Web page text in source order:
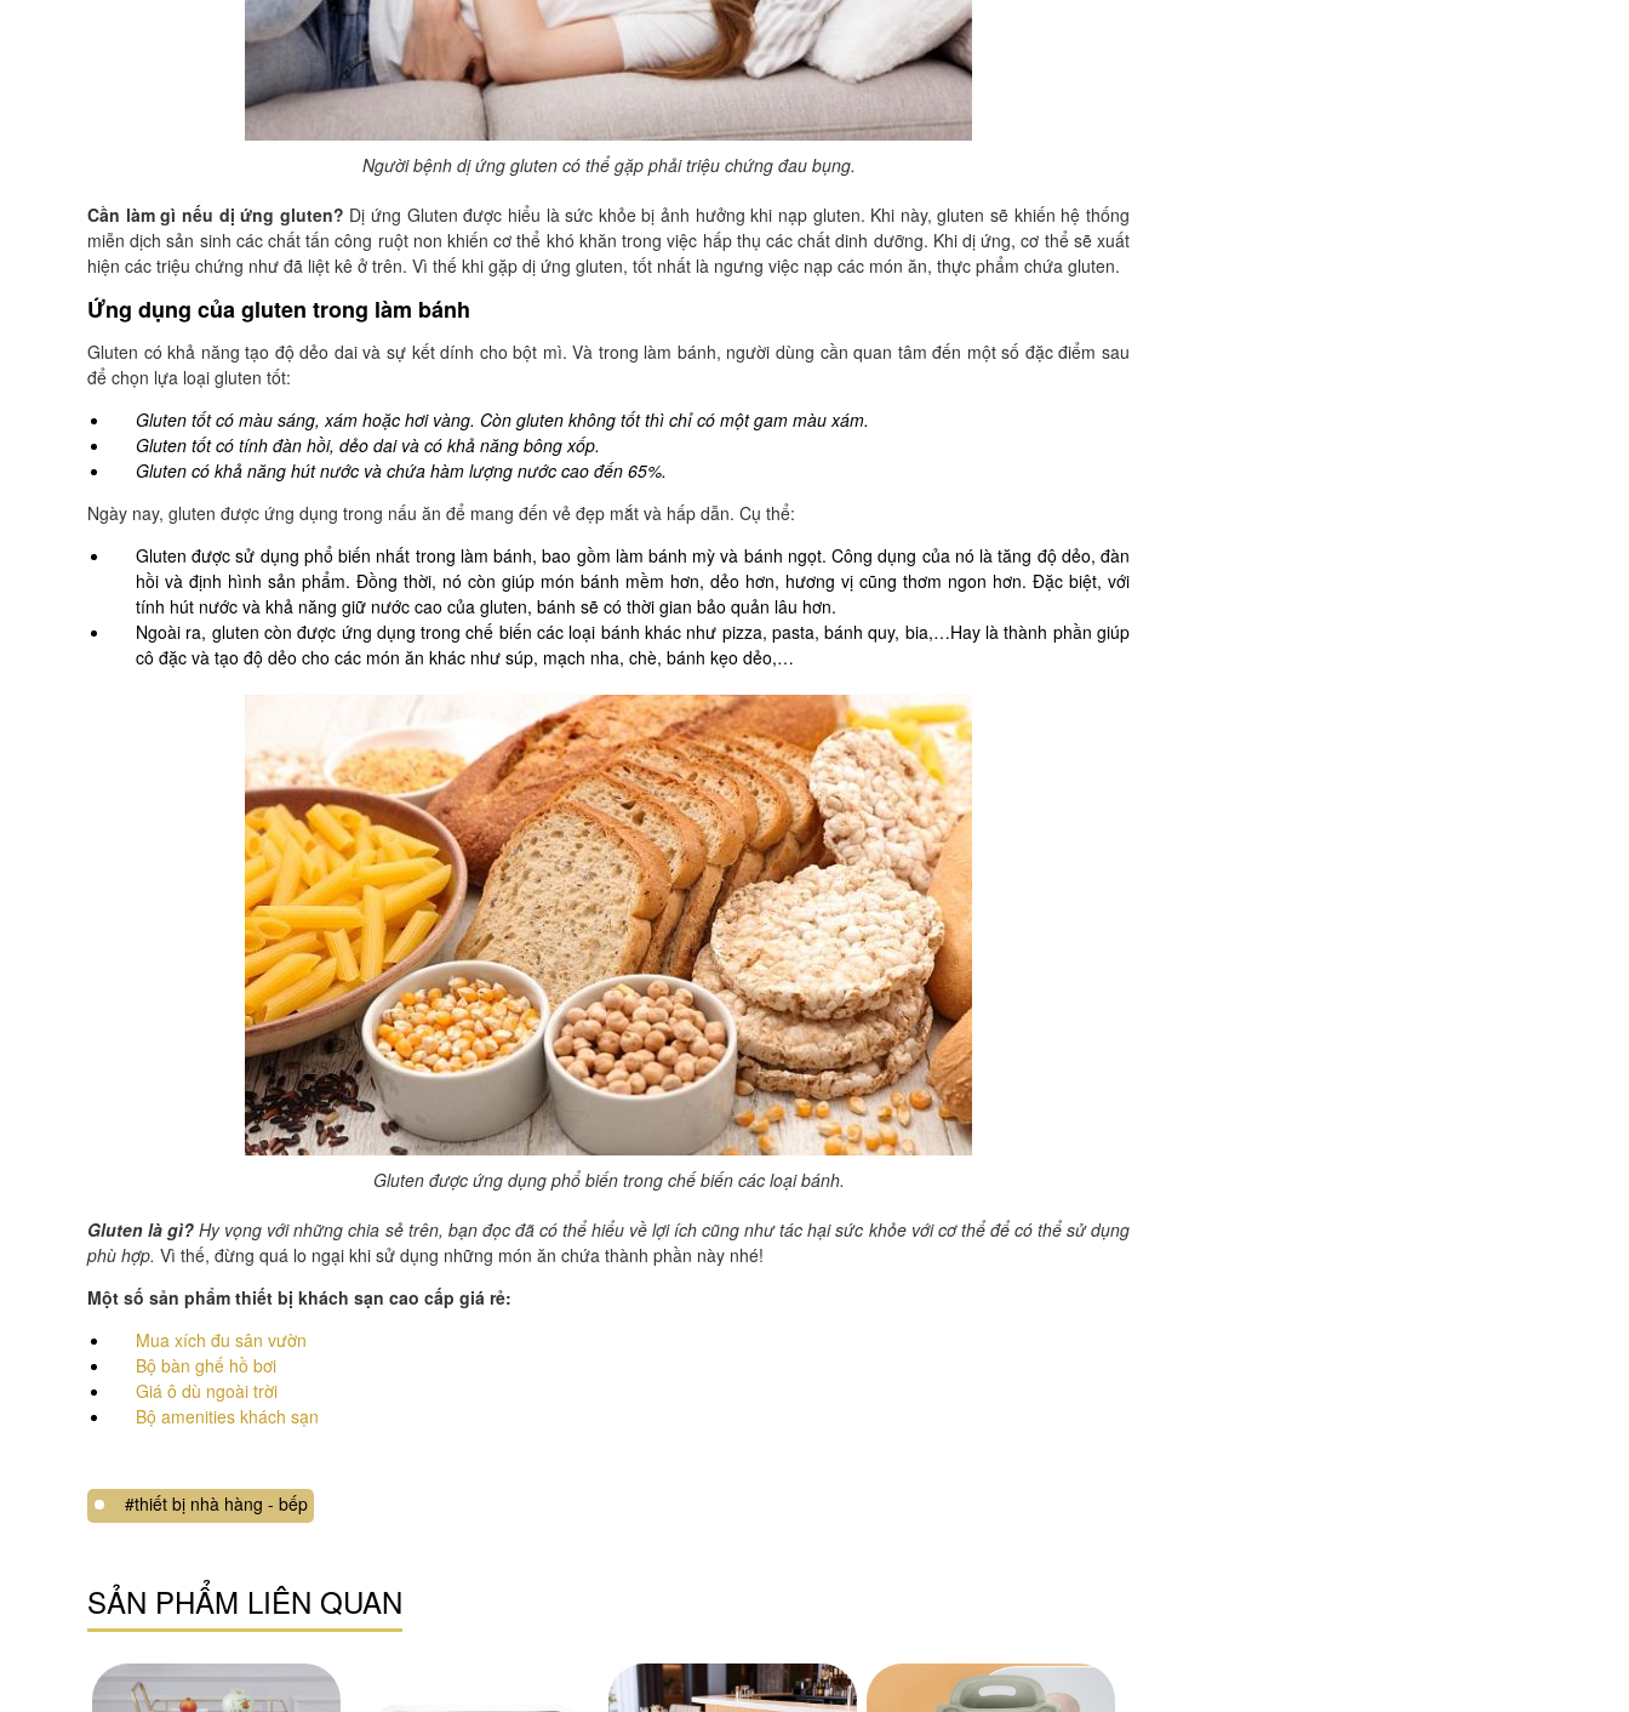
Người bệnh dị ứng gluten có thể gặp phải triệu chứng đau bụng.
Cần làm gì nếu dị ứng gluten? Dị ứng Gluten được hiểu là sức khỏe bị ảnh hưởng khi nạp gluten. Khi này, gluten sẽ khiến hệ thống
miễn dịch sản sinh các chất tấn công ruột non khiến cơ thể khó khăn trong việc hấp thụ các chất dinh dưỡng. Khi dị ứng, cơ thể sẽ xuất
hiện các triệu chứng như đã liệt kê ở trên. Vì thế khi gặp dị ứng gluten, tốt nhất là ngưng việc nạp các món ăn, thực phẩm chứa gluten.
Ứng dụng của gluten trong làm bánh
Gluten có khả năng tạo độ dẻo dai và sự kết dính cho bột mì. Và trong làm bánh, người dùng cần quan tâm đến một số đặc điểm sau
để chọn lựa loại gluten tốt:
Gluten tốt có màu sáng, xám hoặc hơi vàng. Còn gluten không tốt thì chỉ có một gam màu xám.
Gluten tốt có tính đàn hồi, dẻo dai và có khả năng bông xốp.
Gluten có khả năng hút nước và chứa hàm lượng nước cao đến 65%.
Ngày nay, gluten được ứng dụng trong nấu ăn để mang đến vẻ đẹp mắt và hấp dẫn. Cụ thể:
Gluten được sử dụng phổ biến nhất trong làm bánh, bao gồm làm bánh mỳ và bánh ngọt. Công dụng của nó là tăng độ dẻo, đàn
hồi và định hình sản phẩm. Đồng thời, nó còn giúp món bánh mềm hơn, dẻo hơn, hương vị cũng thơm ngon hơn. Đặc biệt, với
tính hút nước và khả năng giữ nước cao của gluten, bánh sẽ có thời gian bảo quản lâu hơn.
Ngoài ra, gluten còn được ứng dụng trong chế biến các loại bánh khác như pizza, pasta, bánh quy, bia,…Hay là thành phần giúp
cô đặc và tạo độ dẻo cho các món ăn khác như súp, mạch nha, chè, bánh kẹo dẻo,…
Gluten được ứng dụng phổ biến trong chế biến các loại bánh.
Gluten là gì? Hy vọng với những chia sẻ trên, bạn đọc đã có thể hiểu về lợi ích cũng như tác hại sức khỏe với cơ thể để có thể sử dụng
phù hợp. Vì thế, đừng quá lo ngại khi sử dụng những món ăn chứa thành phần này nhé!
Một số sản phẩm thiết bị khách sạn cao cấp giá rẻ:
Mua xích đu sân vườn
Bộ bàn ghế hồ bơi
Giá ô dù ngoài trời
Bộ amenities khách sạn
#thiết bị nhà hàng - bếp
SẢN PHẨM LIÊN QUAN